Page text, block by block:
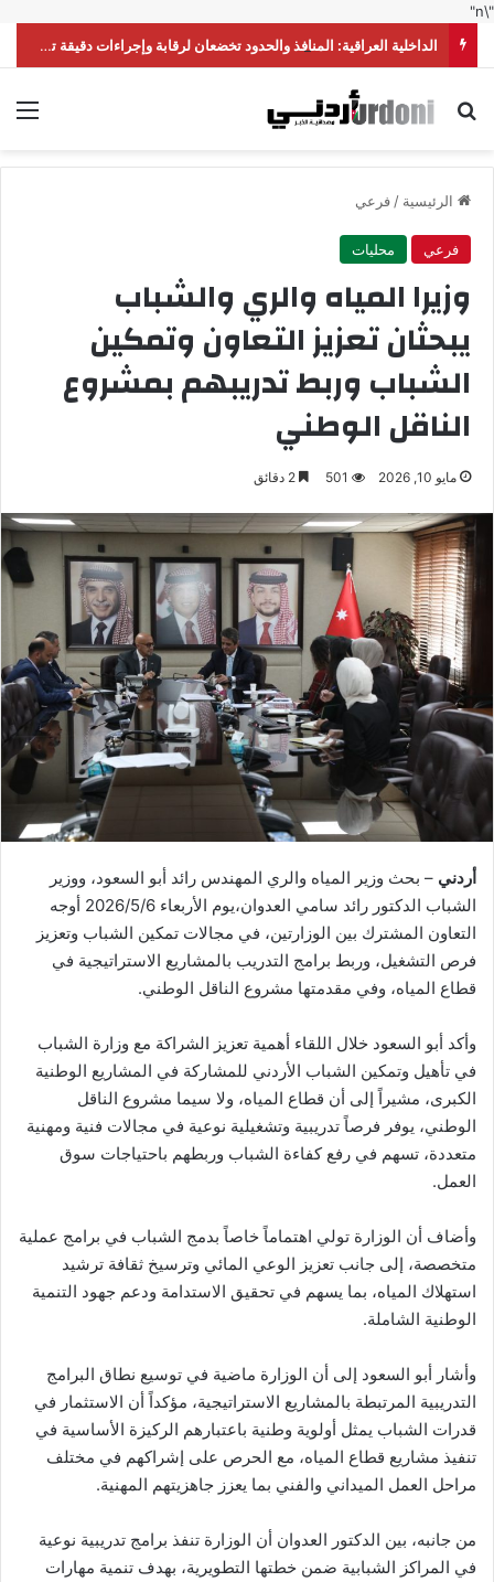
"\n"
الداخلية العراقية: المنافذ والحدود تخضعان لرقابة وإجراءات دقيقة تحقق أعلى درجات الأمن
بحث عن
الرئيسية /فرعي
فرعي محليات
وزيرا المياه والري والشباب
يبحثان تعزيز التعاون وتمكين
الشباب وربط تدريبهم بمشروع
الناقل الوطني
مايو 10, 2026 501
أردني – بحث وزير المياه والري المهندس رائد أبو السعود، ووزير
الشباب الدكتور رائد سامي العدوان،يوم الأربعاء 2026/5/6 أوجه
التعاون المشترك بين الوزارتين، في مجالات تمكين الشباب وتعزيز
فرص التشغيل، وربط برامج التدريب بالمشاريع الاستراتيجية في
قطاع المياه، وفي مقدمتها مشروع الناقل الوطني.
وأكد أبو السعود خلال اللقاء أهمية تعزيز الشراكة مع وزارة الشباب
في تأهيل وتمكين الشباب الأردني للمشاركة في المشاريع الوطنية
الكبرى، مشيراً إلى أن قطاع المياه، ولا سيما مشروع الناقل
الوطني، يوفر فرصاً تدريبية وتشغيلية نوعية في مجالات فنية ومهنية
متعددة، تسهم في رفع كفاءة الشباب وربطهم باحتياجات سوق
العمل.
وأضاف أن الوزارة تولي اهتماماً خاصاً بدمج الشباب في برامج عملية
متخصصة، إلى جانب تعزيز الوعي المائي وترسيخ ثقافة ترشيد
استهلاك المياه، بما يسهم في تحقيق الاستدامة ودعم جهود التنمية
الوطنية الشاملة.
وأشار أبو السعود إلى أن الوزارة ماضية في توسيع نطاق البرامج
التدريبية المرتبطة بالمشاريع الاستراتيجية، مؤكداً أن الاستثمار في
قدرات الشباب يمثل أولوية وطنية باعتبارهم الركيزة الأساسية في
تنفيذ مشاريع قطاع المياه، مع الحرص على إشراكهم في مختلف
مراحل العمل الميداني والفني بما يعزز جاهزيتهم المهنية.
من جانبه، بين الدكتور العدوان أن الوزارة تنفذ برامج تدريبية نوعية
في المراكز الشبابية ضمن خطتها التطويرية، بهدف تنمية مهارات